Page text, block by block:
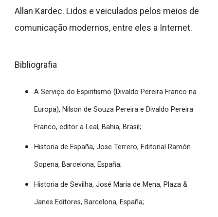
Allan Kardec. Lidos e veiculados pelos meios de
comunicação modernos, entre eles a Internet.
Bibliografia
A Serviço do Espiritismo (Divaldo Pereira Franco na
Europa), Nilson de Souza Pereira e Divaldo Pereira
Franco, editor a Leal, Bahia, Brasil;
Historia de España, Jose Terrero, Editorial Ramón
Sopena, Barcelona, España;
Historia de Sevilha, José Maria de Mena, Plaza &
Janes Editores, Barcelona, España;